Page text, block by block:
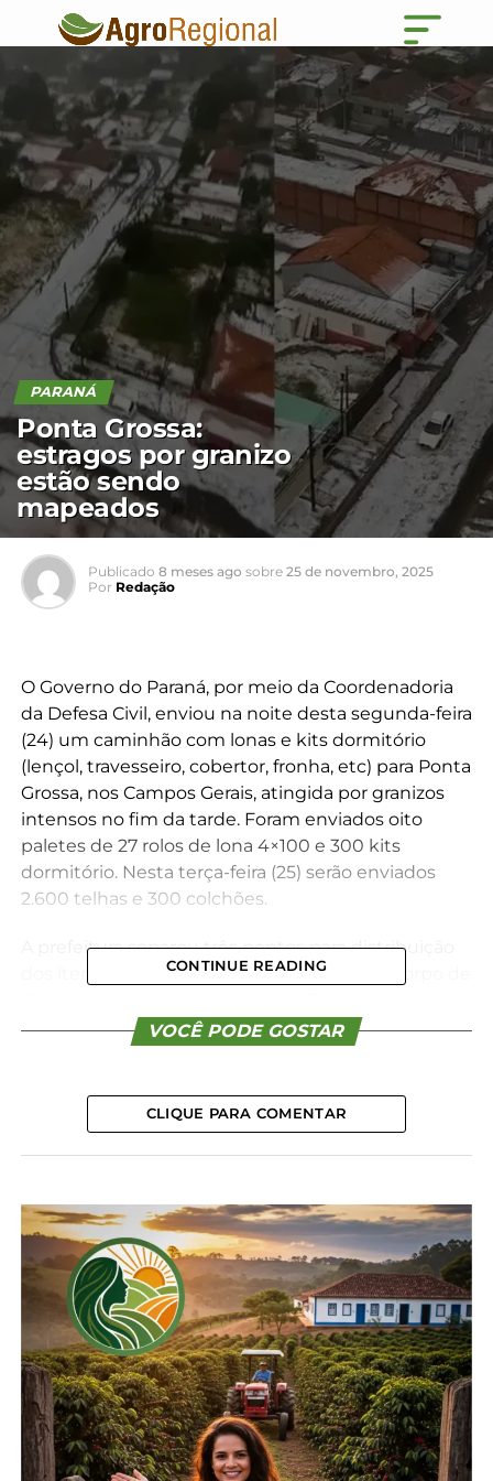
PARANÁ
Ponta Grossa:
estragos por granizo
estão sendo
mapeados
Publicado 8 meses ago sobre 25 de novembro, 2025
Por Redação
O Governo do Paraná, por meio da Coordenadoria
da Defesa Civil, enviou na noite desta segunda-feira
(24) um caminhão com lonas e kits dormitório
(lençol, travesseiro, cobertor, fronha, etc) para Ponta
Grossa, nos Campos Gerais, atingida por granizos
intensos no fim da tarde. Foram enviados oito
paletes de 27 rolos de lona 4×100 e 300 kits
dormitório. Nesta terça-feira (25) serão enviados
2.600 telhas e 300 colchões.
A prefeitura separou três pontos para distribuição
dos itens: Corpo de Bombeiros do Centro, Corpo de
Esportes do Santa Mônica.
mapeados em parceria com a Prefeitura e o Corpo
de Bombeiros e ainda não há estimativas oficiais
de desabrigados ou desalojados na cidade. Houve
Olarias, Oficinas, Boa Vista, 31 de Março, Vila
Princesa, Vila Marina e Jardim Carvalho, entre
outros.
As pedras de gelo, com aproximadamente 3 cm de
diâmetro, provocaram danos significativos em
residências e estabelecimentos, resultando em
destelhamentos e pontos isolados de alagamento.
De acordo com o Simepar, as imagens dos radares
flagraram o momento da tempestade por volta das
CONTINUE READING
VOCÊ PODE GOSTAR
CLIQUE PARA COMENTAR